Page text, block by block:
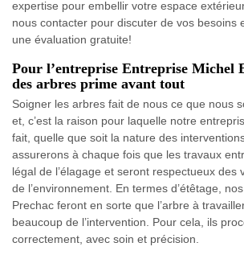
expertise pour embellir votre espace
nous contacter pour discuter de vos besoins
une évaluation gratuite!
Pour l’entreprise Entreprise Michel
des arbres prime avant tout
Soigner les arbres fait de nous ce que nous
et, c’est la raison pour laquelle notre
fait, quelle que soit la nature des
assurerons à chaque fois que les travaux
légal de l’élagage et seront respectueux des
de l’environnement. En termes d’étêtage,
Prechac feront en sorte que l’arbre à
beaucoup de l’intervention. Pour cela, ils
correctement, avec soin et précision.